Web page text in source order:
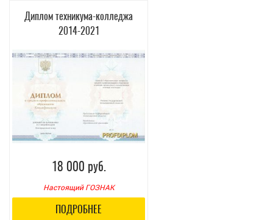
Диплом техникума-колледжа
2014-2021
18 000 руб.
Настоящий ГОЗНАК
ПОДРОБНЕЕ